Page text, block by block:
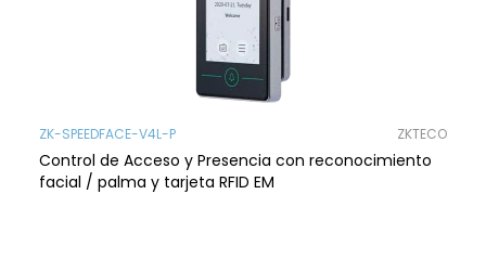
ZK-SPEEDFACE-V4L-P ZKTECO
Control de Acceso y Presencia con reconocimiento
facial / palma y tarjeta RFID EM